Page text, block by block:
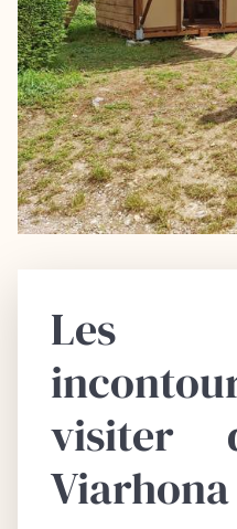
Les
visiter
Viarhona